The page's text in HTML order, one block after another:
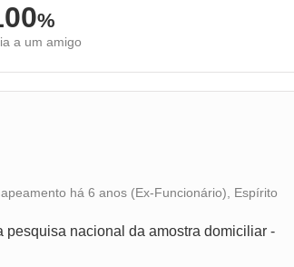
%
a um amigo
há 6 anos (Ex-Funcionário), Espírito
pesquisa nacional da amostra domiciliar -